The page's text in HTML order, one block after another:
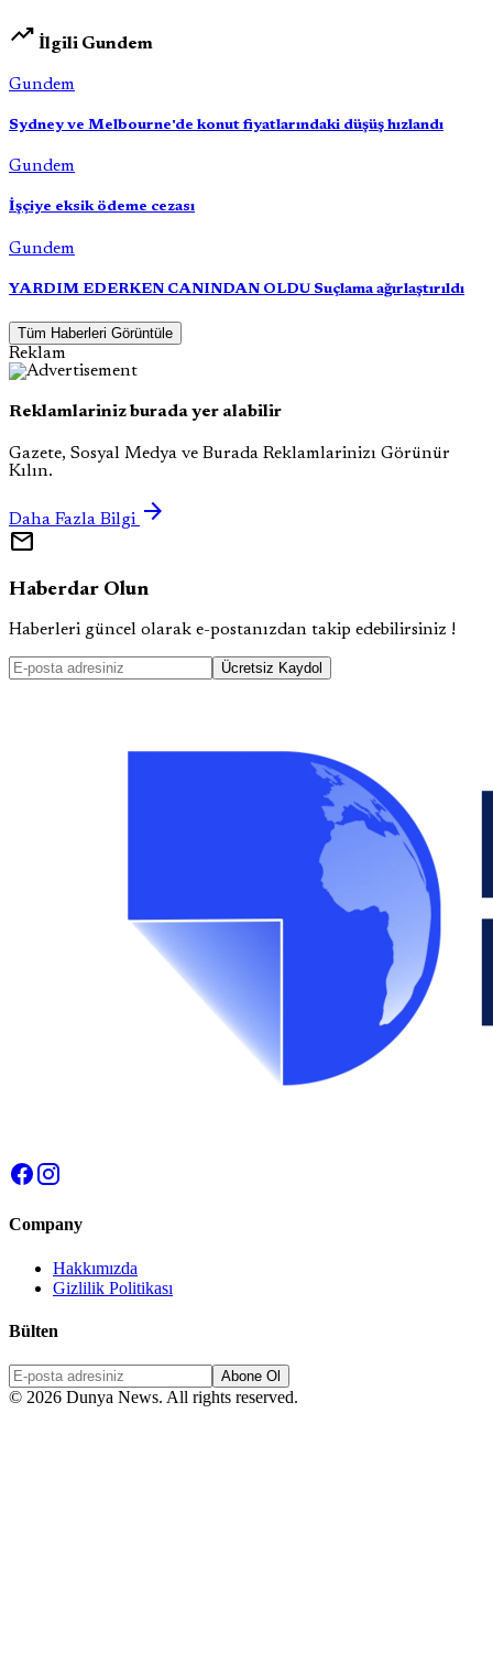
trending_up İlgili Gundem
Gundem
Sydney ve Melbourne'de konut fiyatlarındaki düşüş hızlandı
Gundem
İşçiye eksik ödeme cezası
Gundem
YARDIM EDERKEN CANINDAN OLDU Suçlama ağırlaştırıldı
Tüm Haberleri Görüntüle
Reklam
Reklamlariniz burada yer alabilir
Gazete, Sosyal Medya ve Burada Reklamlarinizı Görünür
Kılın.
Daha Fazla Bilgi arrow_forward
mail
Haberdar Olun
Haberleri güncel olarak e-postanızdan takip edebilirsiniz !
Ücretsiz Kaydol
Company
Hakkımızda
Gizlilik Politikası
Bülten
Abone Ol
© 2026 Dunya News. All rights reserved.